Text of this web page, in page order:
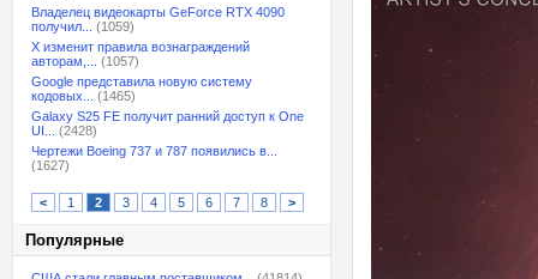
Владелец видеокарты GeForce RTX 4090
получил...
(1059)
X изменит правила вознаграждений
авторам,...
(1057)
Google представила новую систему
кодовых...
(1465)
Galaxy S25 FE получит ранний доступ к One
UI...
(2428)
Чертежи Boeing 737 и 787 появились в...
(1627)
< 1 2 3 4 5 6 7 8 >
Популярные